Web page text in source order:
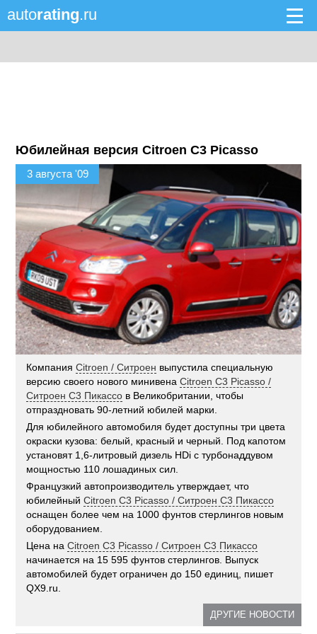
autorating.ru
Юбилейная версия Citroen C3 Picasso
3 августа '09
КомпанияCitroen / Ситроен выпустила специальную
версию своего нового минивенаCitroen C3 Picasso /
Ситроен C3 Пикассо в Великобритании, чтобы
отпраздновать 90-летний юбилей марки.
Для юбилейного автомобиля будет доступны три цвета
окраски кузова: белый, красный и черный. Под капотом
установят 1,6-литровый дизель HDi с турбонаддувом
мощностью 110 лошадиных сил.
Французкий автопроизводитель утверждает, что
юбилейныйCitroen C3 Picasso / Ситроен C3 Пикассо
оснащен более чем на 1000 фунтов стерлингов новым
оборудованием.
Цена наCitroen C3 Picasso / Ситроен C3 Пикассо
начинается на 15 595 фунтов стерлингов. Выпуск
автомобилей будет ограничен до 150 единиц, пишет
QX9.ru.
ДРУГИЕ НОВОСТИ